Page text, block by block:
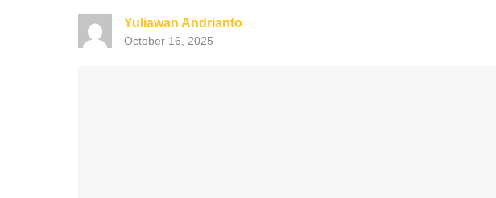
Yuliawan Andrianto
October 16, 2025